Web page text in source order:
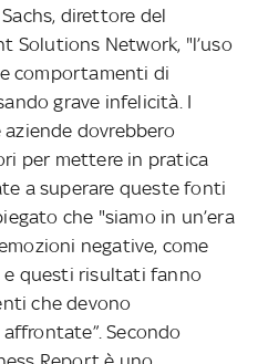
direttore del
Solutions Network, "l’uso
comportamenti di
grave infelicità. I
dovrebbero
per mettere in pratica
a superare queste fonti
che "siamo in un’era
negative, come
e questi risultati fanno
che devono
Secondo